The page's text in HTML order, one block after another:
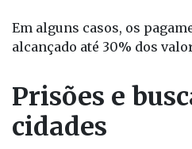
Em alguns casos, os
alcançado até 30% dos
Prisões e
cidades